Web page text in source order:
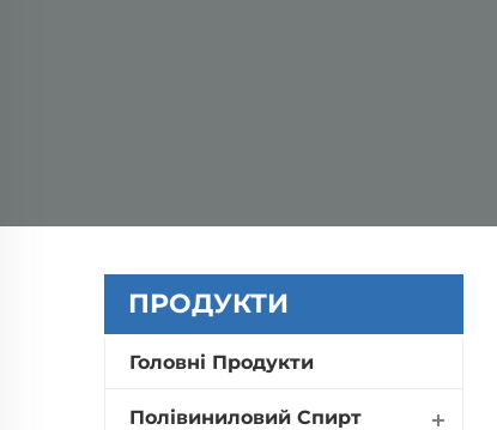
ПРОДУКТИ
Головні Продукти
Полівиниловий Спирт